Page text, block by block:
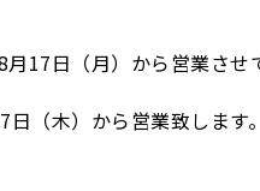
日（月）から営業させ
（木）から営業致します。